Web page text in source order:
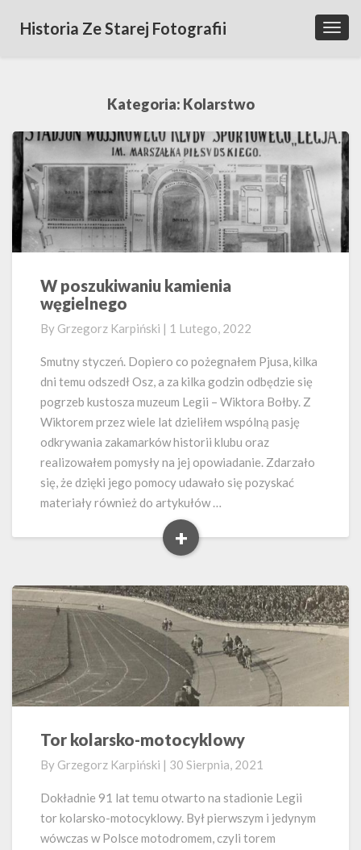
Historia Ze Starej Fotografii
Kategoria: Kolarstwo
W
poszukiwaniu
węgielnego
W poszukiwaniu kamienia
węgielnego
By Grzegorz Karpiński | 1 Lutego, 2022
Smutny styczeń. Dopiero co pożegnałem Pjusa, kilka
dni temu odszedł Osz, a za kilka godzin odbędzie się
pogrzeb kustosza muzeum Legii – Wiktora Bołby. Z
Wiktorem przez wiele lat dzieliłem wspólną pasję
odkrywania zakamarków historii klubu oraz
realizowałem pomysły na jej opowiadanie. Zdarzało
się, że dzięki jego pomocy udawało się pozyskać
materiały również do artykułów …
+
Read
Tor
motocyklowy
Tor kolarsko-motocyklowy
By Grzegorz Karpiński | 30 Sierpnia, 2021
Dokładnie 91 lat temu otwarto na stadionie Legii
tor kolarsko-motocyklowy. Był pierwszym i jedynym
wówczas w Polsce motodromem, czyli torem